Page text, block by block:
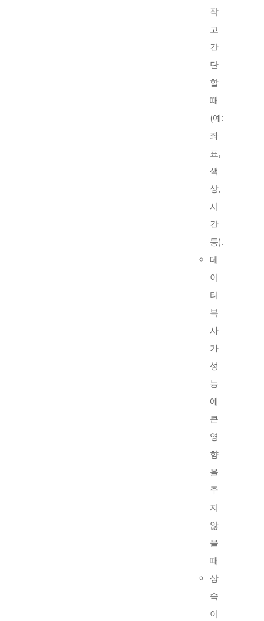
작
고
간
단
할
때
(예:
좌
표,
색
상,
시
간
등).
데
이
터
복
사
가
성
능
에
큰
영
향
을
주
지
않
을
때
상
속
이